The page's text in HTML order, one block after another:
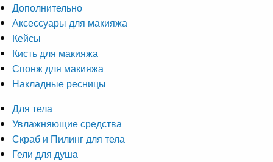
Дополнительно
Аксессуары для макияжа
Кейсы
Кисть для макияжа
Спонж для макияжа
Накладные ресницы
Для тела
Увлажняющие средства
Скраб и Пилинг для тела
Гели для душа